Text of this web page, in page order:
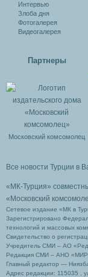
Интервью
Злоба дня
Фотогалерея
Видеогалерея
Партнеры
Московский комсомолец
Все новости Турции в
«МК-Турция»
«Московский
Сетевое издание «МК в
Зарегистрировано
технологий и массовых
Свидетельство о
Учредитель СМИ – АО
Редакция СМИ – АНО
Главный редактор —
Адрес редакции: 115035 ,